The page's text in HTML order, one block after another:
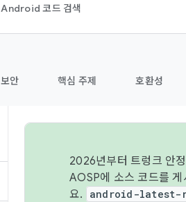
Android 코드 검색
보안 핵심 주제 호환성
2026년부터 트렁크 안
AOSP에 소스 코드를
요.
android-latest-